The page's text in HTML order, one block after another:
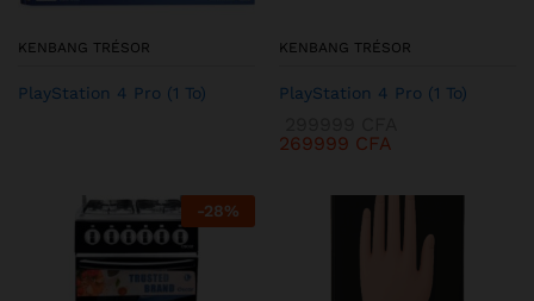
KENBANG TRÉSOR
PlayStation 4 Pro (1 To)
KENBANG TRÉSOR
PlayStation 4 Pro (1 To)
269999 CFA
-28%